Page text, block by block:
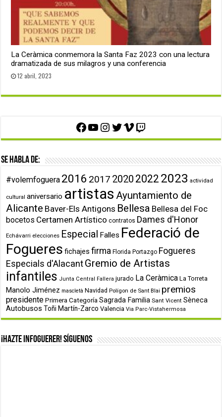
La Ceràmica conmemora la Santa Faz 2023 con una lectura
dramatizada de sus milagros y una conferencia
12 abril, 2023
Facebook
YouTube
Instagram
Twitter
Vimeo
Twitch
Se habla de:
#volemfoguera 2016 2017 2020 2022 2023 actividad
cultural aniversario artistas Ayuntamiento de
Alicante Baver-Els Antigons Bellesa Bellesa del Foc
bocetos Certamen Artístico contratos Dames d'Honor
Echávarri elecciones Especial Falles Federació de
Fogueres fichajes firma Florida Portazgo Fogueres
Especials d'AlacantGremio de Artistas
infantiles Junta Central Fallera jurado La Ceràmica La Torreta
Manolo Jiménez mascletà Navidad Polígon de Sant Blai premios
presidente Primera Categoría Sagrada Familia Sant Vicent Sèneca
Autobusos Toñi Martín-Zarco Valencia Via Parc-Vistahermosa
¡Hazte infoguerer! Síguenos